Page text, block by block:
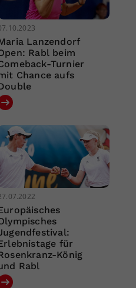
Lanzendorf
Rabl beim
Turnier
Chance aufs
für
König
Rabl